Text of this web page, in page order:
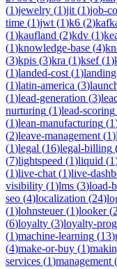
(1)jewelry (1)jit (1)job-
time (1)jwt (1)k6 (2)
(1)kaufland (2)kdv (1)
(1)knowledge-base (4)
(3)kpis (3)kra (1)ksef(1)
(1)landed-cost (1)
(1)latin-america (3)
(1)lead-generation (3)
nurturing (1)lead-scoring
(1)lean-manufacturing (1
(2)leave-management (1)
(1)legal (16)legal-billing
(7)lightspeed (1)liquid (1
(1)live-chat (1)live-
visibility (1)lms (3)load-
seo (4)localization (24)
(1)lohnsteuer(1)looker(2
(6)loyalty (3)loyalty-
(1)machine-learning (13)
(4)make-or-buy (1)
services (1)management (